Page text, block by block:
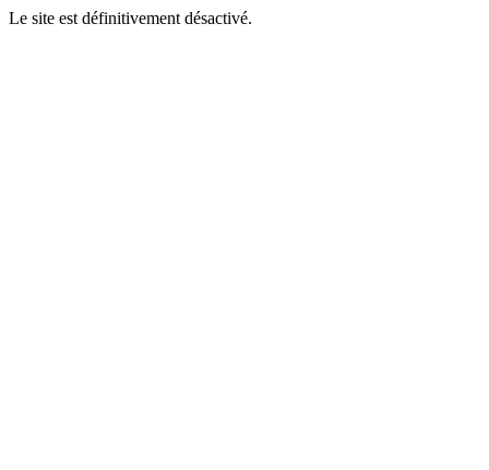
Le site est définitivement désactivé.